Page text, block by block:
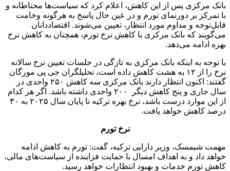
بانک مرکزی پس از این کاهش، اعلام کرد که سیاست‌ها محتاطانه و
با تمرکز بر دورنمای تورم و در عین حال پاسخ به هرگونه وخامت
قابل‌توجه و مداوم مورد انتظار، تعیین می‌شوند. اقتصاددانان
می‌گویند که بانک مرکزی با کاهش نرخ تورم، همچنان به کاهش نرخ
بهره ادامه می‌دهد.
با توجه به اینکه بانک مرکزی به تازگی در جلسات تعیین نرخ سالانه
نرخ را از ۱۲ به هشت کاهش داده است، تحلیلگران جی پی مورگان
گفتند: اکنون انتظار دارند بانک مرکزی سه کاهش ۲۵۰ واحدی در
سال جاری و پنج کاهش دیگر ۲۰۰ واحدی داشته باشد. اگر هر کدام
از این موارد درست باشد، نرخ بهره ترکیه تا پایان سال ۲۰۲۵ به ۳۰
درصد کاهش خواهد یافت.
نرخ تورم
مهمت شیمسک، وزیر دارایی ترکیه، گفت: تورم به کاهش ادامه
خواهد داد و به اهداف امسال با حمایت فزاینده از سیاست‌های مالی،
کاهش تورم خدمات و بهبود انتظارات خواهد رسید.